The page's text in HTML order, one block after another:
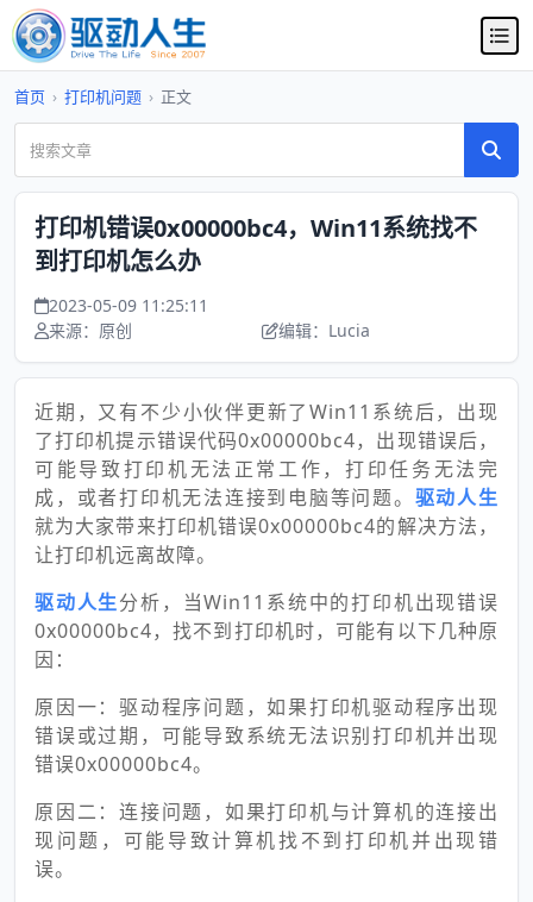
首页 › 打印机问题 › 正文
打印机错误0x00000bc4，Win11系统找不
到打印机怎么办
2023-05-09 11:25:11
来源：原创
编辑：Lucia
近期，又有不少小伙伴更新了Win11系统后，出现
了打印机提示错误代码0x00000bc4，出现错误后，
可能导致打印机无法正常工作，打印任务无法完
成，或者打印机无法连接到电脑等问题。 驱动人生
就为大家带来打印机错误0x00000bc4的解决方法，
让打印机远离故障。
驱动人生分析，当Win11系统中的打印机出现错误
0x00000bc4，找不到打印机时，可能有以下几种原
因：
原因一：驱动程序问题，如果打印机驱动程序出现
错误或过期，可能导致系统无法识别打印机并出现
错误0x00000bc4。
原因二：连接问题，如果打印机与计算机的连接出
现问题，可能导致计算机找不到打印机并出现错
误。